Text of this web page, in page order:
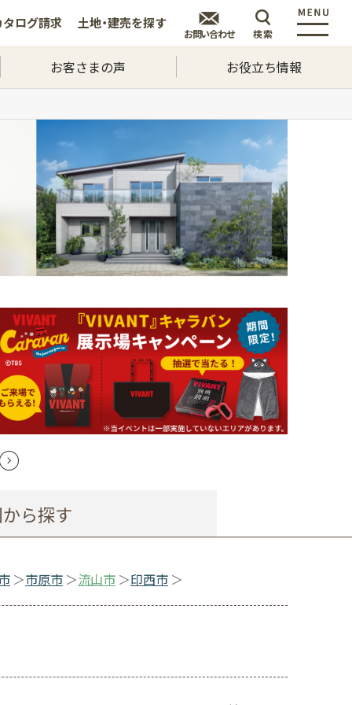
タログ請求 土地・建売を探す
お問い合わせ 検索
お客さまの声 お役立ち情報
ら探す
市原市 流山市 印西市